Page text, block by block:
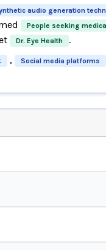
audio generation
People seeking
Dr. Eye Health
.
, Social media platforms